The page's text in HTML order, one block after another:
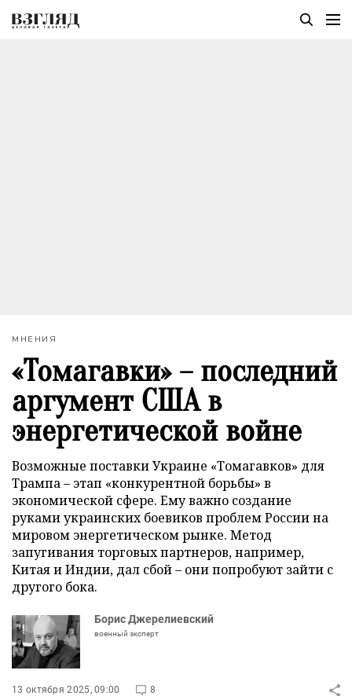
МНЕНИЯ
«Томагавки» – последний
аргумент США в
энергетической войне
Возможные поставки Украине «Томагавков» для
Трампа – этап «конкурентной борьбы» в
экономической сфере. Ему важно создание
руками украинских боевиков проблем России на
мировом энергетическом рынке. Метод
запугивания торговых партнеров, например,
Китая и Индии, дал сбой – они попробуют зайти с
другого бока.
Борис Джерелиевский
военный эксперт
13 октября 2025, 09:00 8